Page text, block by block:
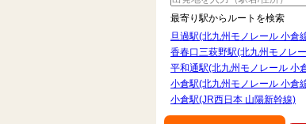
最寄り駅からルートを検索
旦過駅(北九州モノレール 小倉
香春口三萩野駅(北九州モノレ
平和通駅(北九州モノレール 小
小倉駅(北九州モノレール 小倉
小倉駅(JR西日本 山陽新幹線)